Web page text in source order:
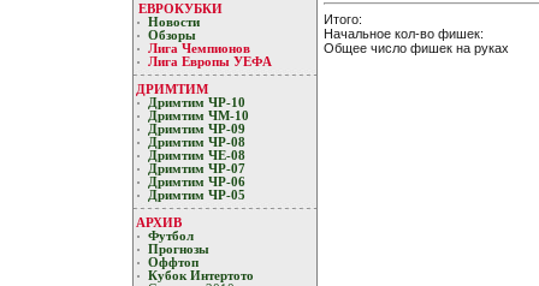
ЕВРОКУБКИ
Новости
Обзоры
Лигa Чемпиoнoв
Лига Европы УЕФA
ДРИМТИМ
Дримтим ЧР-10
Дримтим ЧМ-10
Дримтим ЧР-09
Дримтим ЧР-08
Дримтим ЧЕ-08
Дримтим ЧР-07
Дримтим ЧР-06
Дримтим ЧР-05
АРХИВ
Футбол
Прогнозы
Оффтоп
Кубoк Интертoтo
Итого:
Начальное кол-во фишек:
Общее число фишек на руках